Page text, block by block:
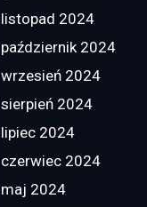
listopad 2024
październik 2024
wrzesień 2024
sierpień 2024
lipiec 2024
czerwiec 2024
maj 2024